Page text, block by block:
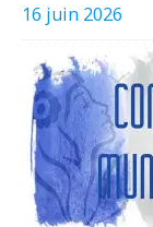
16 juin 2026